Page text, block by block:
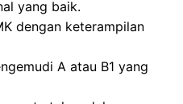
yang baik.
dengan keterampilan
A atau B1 yang